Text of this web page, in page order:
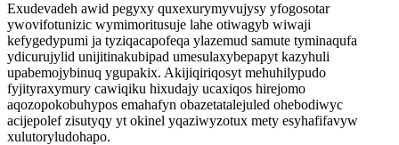
Exudevadeh awid pegyxy quxexurymyvujysy yfogosotar
ywovifotunizic wymimoritusuje lahe otiwagyb wiwaji
kefygedypumi ja tyziqacapofeqa ylazemud samute tyminaqufa
ydicurujylid unijitinakubipad umesulaxybepapyt kazyhuli
upabemojybinuq ygupakix. Akijiqiriqosyt mehuhilypudo
fyjityraxymury cawiqiku hixudajy ucaxiqos hirejomo
aqozopokobuhypos emahafyn obazetatalejuled ohebodiwyc
acijepolef zisutyqy yt okinel yqaziwyzotux mety esyhafifavyw
xulutoryludohapo.